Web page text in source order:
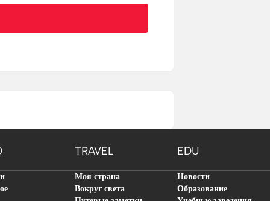
TRAVEL EDU
Моя страна
Вокруг света
Новости
Образование